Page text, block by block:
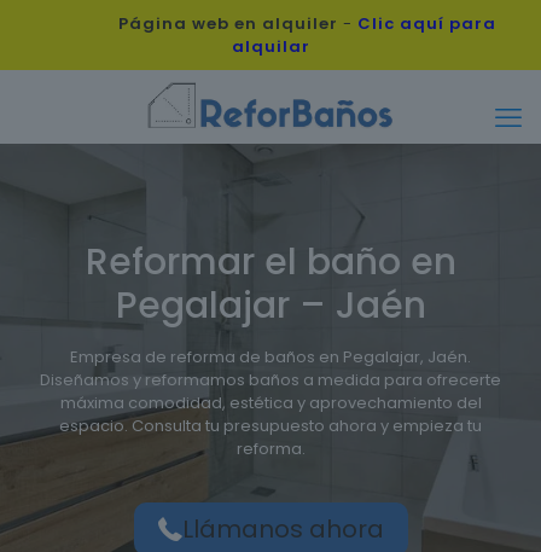
Página web en alquiler - Clic aquí para
alquilar
Reformar el baño en
Pegalajar – Jaén
Empresa de reforma de baños en Pegalajar, Jaén.
Diseñamos y reformamos baños a medida para ofrecerte
máxima comodidad, estética y aprovechamiento del
espacio. Consulta tu presupuesto ahora y empieza tu
reforma.
Llámanos ahora